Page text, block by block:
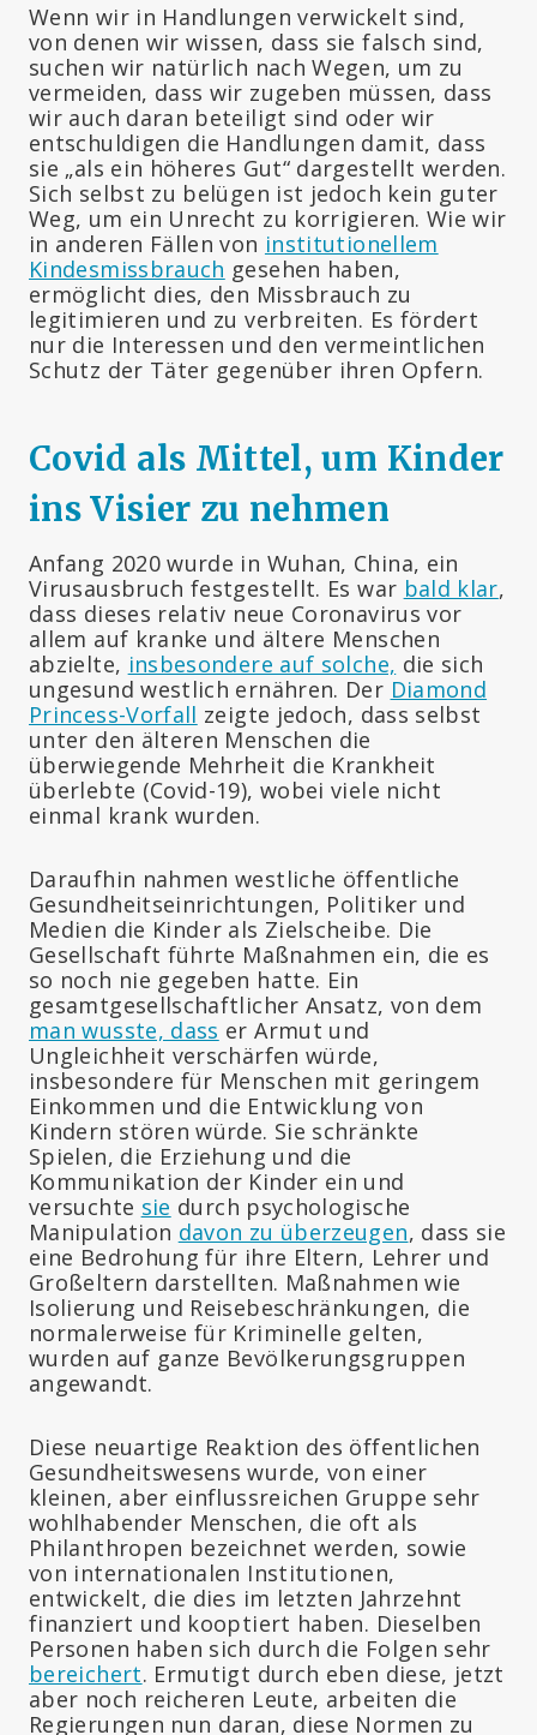
Wenn wir in Handlungen verwickelt sind,
von denen wir wissen, dass sie falsch sind,
suchen wir natürlich nach Wegen, um zu
vermeiden, dass wir zugeben müssen, dass
wir auch daran beteiligt sind oder wir
entschuldigen die Handlungen damit, dass
sie „als ein höheres Gut“ dargestellt werden.
Sich selbst zu belügen ist jedoch kein guter
Weg, um ein Unrecht zu korrigieren. Wie wir
in anderen Fällen von institutionellem
Kindesmissbrauch gesehen haben,
ermöglicht dies, den Missbrauch zu
legitimieren und zu verbreiten. Es fördert
nur die Interessen und den vermeintlichen
Schutz der Täter gegenüber ihren Opfern.
Covid als Mittel, um Kinder
ins Visier zu nehmen
Anfang 2020 wurde in Wuhan, China, ein
Virusausbruch festgestellt. Es war bald klar,
dass dieses relativ neue Coronavirus vor
allem auf kranke und ältere Menschen
abzielte, insbesondere auf solche, die sich
ungesund westlich ernähren. Der Diamond
Princess-Vorfall zeigte jedoch, dass selbst
unter den älteren Menschen die
überwiegende Mehrheit die Krankheit
überlebte (Covid-19), wobei viele nicht
einmal krank wurden.
Daraufhin nahmen westliche öffentliche
Gesundheitseinrichtungen, Politiker und
Medien die Kinder als Zielscheibe. Die
Gesellschaft führte Maßnahmen ein, die es
so noch nie gegeben hatte. Ein
gesamtgesellschaftlicher Ansatz, von dem
man wusste, dass er Armut und
Ungleichheit verschärfen würde,
insbesondere für Menschen mit geringem
Einkommen und die Entwicklung von
Kindern stören würde. Sie schränkte
Spielen, die Erziehung und die
Kommunikation der Kinder ein und
versuchte sie durch psychologische
Manipulation davon zu überzeugen, dass sie
eine Bedrohung für ihre Eltern, Lehrer und
Großeltern darstellten. Maßnahmen wie
Isolierung und Reisebeschränkungen, die
normalerweise für Kriminelle gelten,
wurden auf ganze Bevölkerungsgruppen
angewandt.
Diese neuartige Reaktion des öffentlichen
Gesundheitswesens wurde, von einer
kleinen, aber einflussreichen Gruppe sehr
wohlhabender Menschen, die oft als
Philanthropen bezeichnet werden, sowie
von internationalen Institutionen,
entwickelt, die dies im letzten Jahrzehnt
finanziert und kooptiert haben. Dieselben
Personen haben sich durch die Folgen sehr
bereichert. Ermutigt durch eben diese, jetzt
aber noch reicheren Leute, arbeiten die
Regierungen nun daran, diese Normen zu